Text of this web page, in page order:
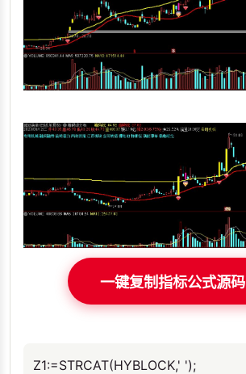
一键复制指标公式源码
Z1:=STRCAT(HYBLOCK,' ');